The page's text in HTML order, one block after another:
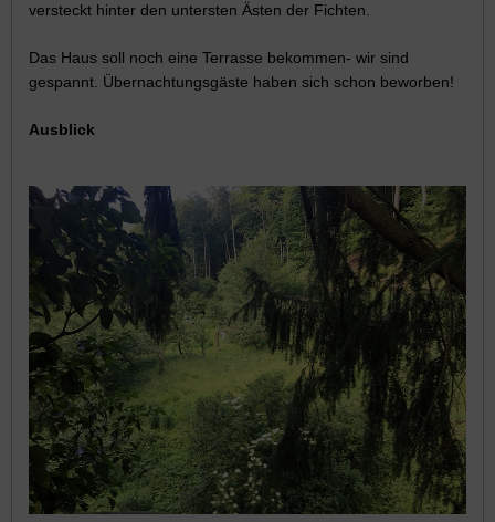
versteckt hinter den untersten Ästen der Fichten.
Das Haus soll noch eine Terrasse bekommen- wir sind
gespannt. Übernachtungsgäste haben sich schon beworben!
Ausblick